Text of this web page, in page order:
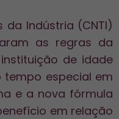
Indústria (CNTI)
as regras da
de idade
especial em
e a nova fórmula
em relação